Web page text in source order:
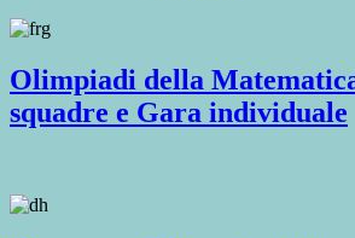
Olimpiadi della
squadre e Gara individuale